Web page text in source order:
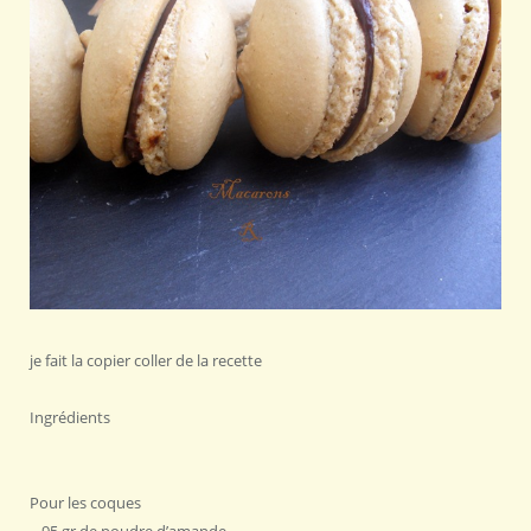
je fait la copier coller de la recette
Ingrédients
Pour les coques